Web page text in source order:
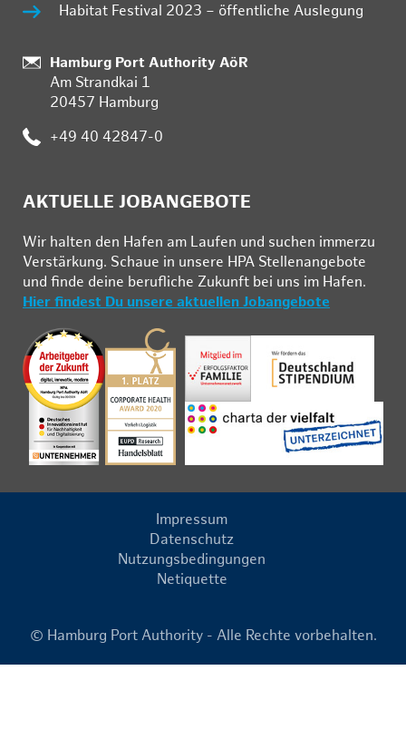
Habitat Festival 2023 – öffentliche Auslegung
:
Hamburg Port Authority AöR
Am Strandkai 1
20457 Hamburg
: +49 40 42847-0
AKTUELLE JOBANGEBOTE
Wir hal­ten den Ha­fen am Lau­fen und su­chen im­mer­zu
Ver­stär­kung. Schau­e in un­se­re HPA Stel­len­an­ge­bo­te
und fin­de deine be­ruf­li­che Zu­kunft bei uns im Ha­fen.
Hier findest Du unsere aktuellen Jobangebote
Impressum
Datenschutz
Nutzungsbedingungen
Netiquette
© Hamburg Port Authority - Alle Rechte vorbehalten.